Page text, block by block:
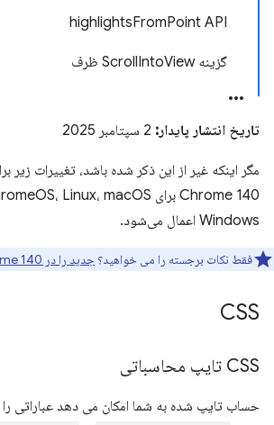
highlightsFromPoint API
گزینه ScrollIntoView ظرف
تاریخ انتشار پایدار:
مگر اینکه غیر از این ذکر شده باشد، تغییرات زیر
Windows اعمال می‌شود.
فقط نکات برجسته را می خواهید؟ جدید را در Chrome 140
CSS
CSS تایپ محاسباتی